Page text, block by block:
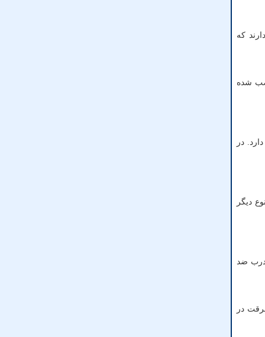
که
شده
در
دیگر
تولید درب ضد
در